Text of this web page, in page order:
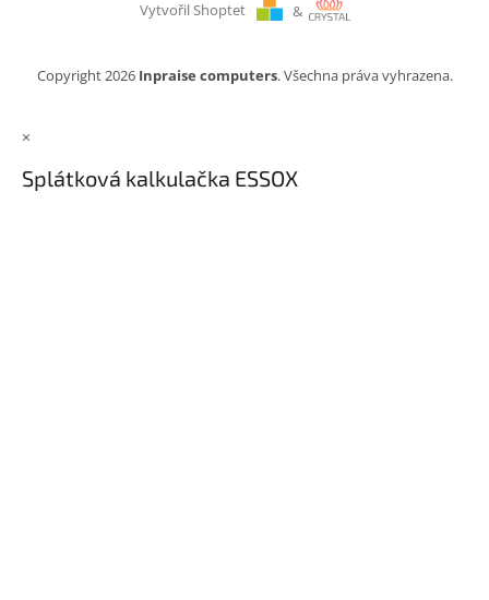
Vytvořil Shoptet &
Copyright 2026 Inpraise computers. Všechna práva vyhrazena.
×
Splátková kalkulačka ESSOX